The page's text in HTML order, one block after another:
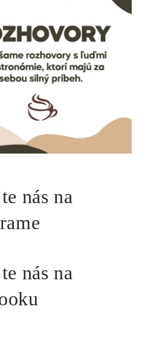
nás na
nás na